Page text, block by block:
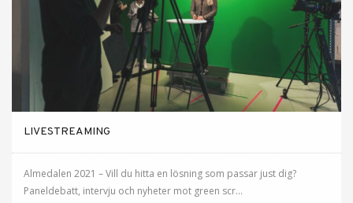
LIVESTREAMING
Almedalen 2021 – Vill du hitta en lösning som passar just dig?
Paneldebatt, intervju och nyheter mot green scr...